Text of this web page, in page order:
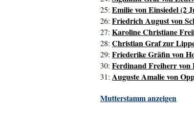
25:Emilie von Einsiedel (2
26:Friedrich August von
27:Karoline Christiane
28:Christian Graf zur
29:Friederike Gräfin von
30:Ferdinand Freiherr von
31:Auguste Amalie von
Mutterstamm anzeigen